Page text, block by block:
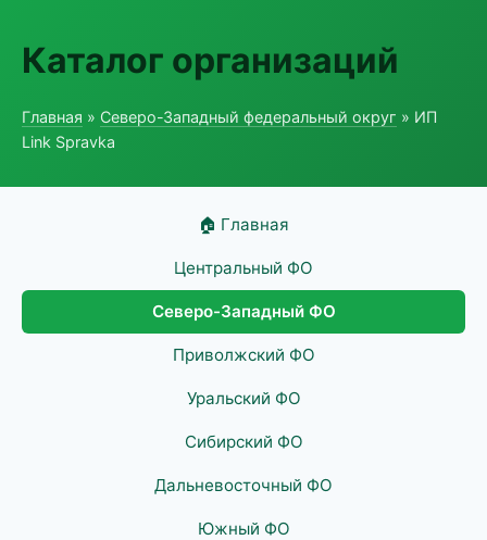
Каталог организаций
Главная » Северо-Западный федеральный округ » ИП
Link Spravka
🏠 Главная
Центральный ФО
Северо-Западный ФО
Приволжский ФО
Уральский ФО
Сибирский ФО
Дальневосточный ФО
Южный ФО